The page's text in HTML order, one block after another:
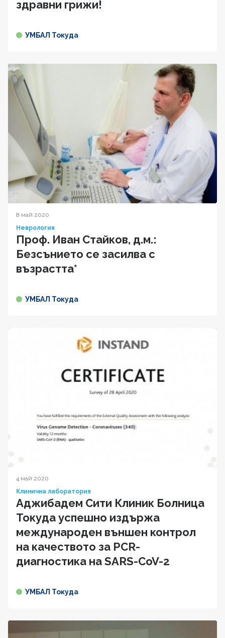
здравни грижи!
УМБАЛ Токуда
8 май 2020
Неврология
Проф. Иван Cтaйкoв, д.м.:
Безсънието се засилва с
възрастта*
УМБАЛ Токуда
4 май 2020
Клинична лаборатория
Аджибадем Сити Клиник Болница
Токуда успешно издържа
международен външен контрол
на качеството за PCR-
диагностика на SARS-CoV-2
УМБАЛ Токуда